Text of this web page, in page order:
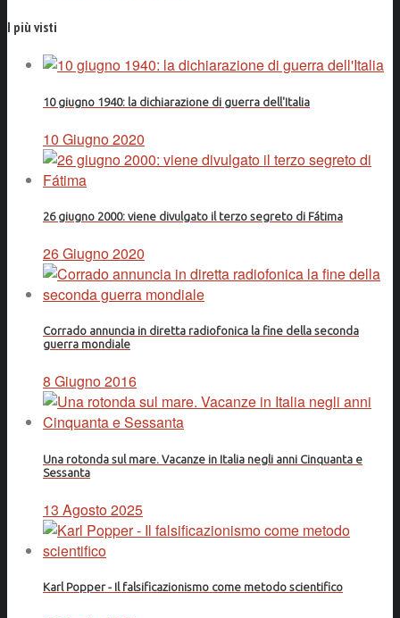
I più visti
10 giugno 1940: la dichiarazione di guerra dell'Italia
10 Giugno 2020
26 giugno 2000: viene divulgato il terzo segreto di Fátima
26 Giugno 2020
Corrado annuncia in diretta radiofonica la fine della seconda
guerra mondiale
8 Giugno 2016
Una rotonda sul mare. Vacanze in Italia negli anni Cinquanta e
Sessanta
13 Agosto 2025
Karl Popper - Il falsificazionismo come metodo scientifico